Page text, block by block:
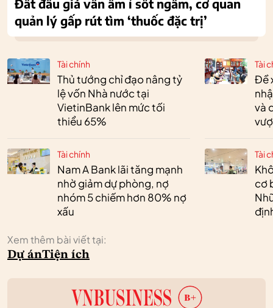
Tài chính
Thủ tướng chỉ đạo nâng tỷ
lệ vốn Nhà nước tại
VietinBank lên mức tối
thiểu 65%
Tài chính
Nam A Bank lãi tăng mạnh
nhờ giảm dự phòng, nợ
nhóm 5 chiếm hơn 80% nợ
xấu
Tài
Đề
và
Tài
cơ
Xem thêm bài viết tại:
Dự ánTiện ích
Đất đấu giá vẫn âm ỉ sốt ngầm, cơ quan
quản lý gấp rút tìm ‘thuốc đặc trị’